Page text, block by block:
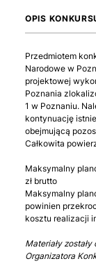
OPIS
Przedmiotem
Narodowe w
projektowej
Poznania
1 w Poznaniu.
kontynuację
obejmującą
Całkowita
Maksymalny
zł brutto
Maksymalny
powinien
kosztu realizacji
Materiały
Organizatora